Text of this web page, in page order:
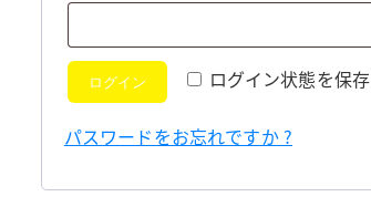
ログイン状態を保存
ログイン
パスワードをお忘れですか ?